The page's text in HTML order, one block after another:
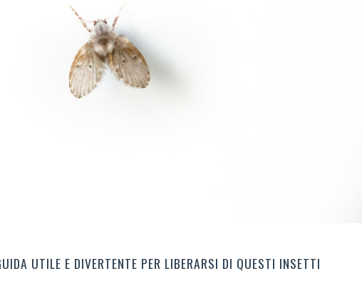
UTILE E DIVERTENTE PER LIBERARSI DI QUESTI INSETTI